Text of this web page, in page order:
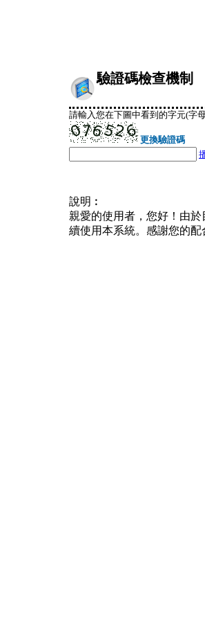
驗證碼檢查機制
請輸入您在下圖中看到的字元(字
更換驗證碼
說明︰
親愛的使用者，您好！由
續使用本系統。感謝您的配